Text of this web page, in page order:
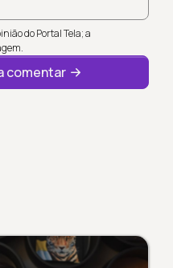
do Portal Tela; a
comentar